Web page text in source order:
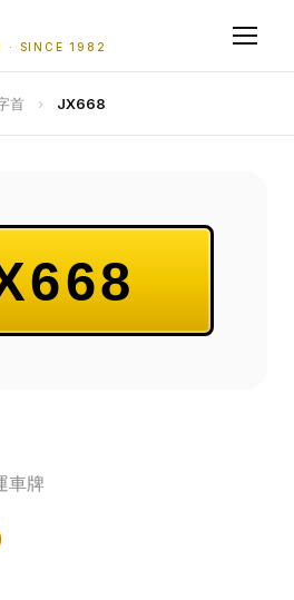
· SINCE 1982
首 › JX668
車牌